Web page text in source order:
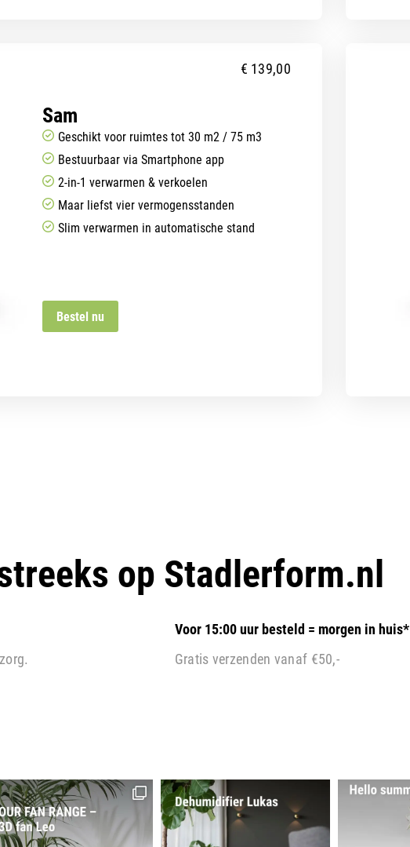
€ 139,00
Sam
Geschikt voor ruimtes tot 30 m2 / 75 m3
Bestuurbaar via Smartphone app
2-in-1 verwarmen & verkoelen
Maar liefst vier vermogensstanden
Slim verwarmen in automatische stand
Bestel nu
op Stadlerform.nl
Voor 15:00 uur besteld = morgen in huis*
Gratis verzenden vanaf €50,-